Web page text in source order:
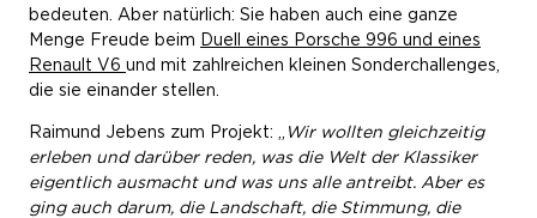
bedeuten. Aber natürlich: Sie haben auch eine ganze
Menge Freude beim Duell eines Porsche 996 und eines
Renault V6 und mit zahlreichen kleinen Sonderchallenges,
die sie einander stellen.
Raimund Jebens zum Projekt: „
Wir wollten gleichzeitig
erleben und darüber reden, was die Welt der Klassiker
eigentlich ausmacht und was uns alle antreibt. Aber es
ging auch darum, die Landschaft, die Stimmung, die